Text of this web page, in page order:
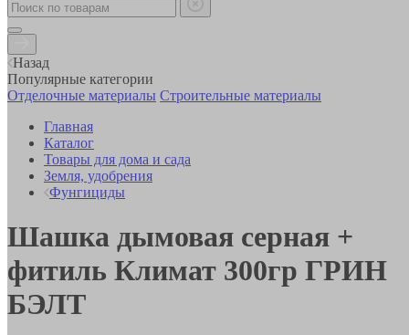
Назад
Популярные категории
Отделочные материалы Строительные материалы
Главная
Каталог
Товары для дома и сада
Земля, удобрения
Фунгициды
Шашка дымовая серная +
фитиль Климат 300гр ГРИН
БЭЛТ